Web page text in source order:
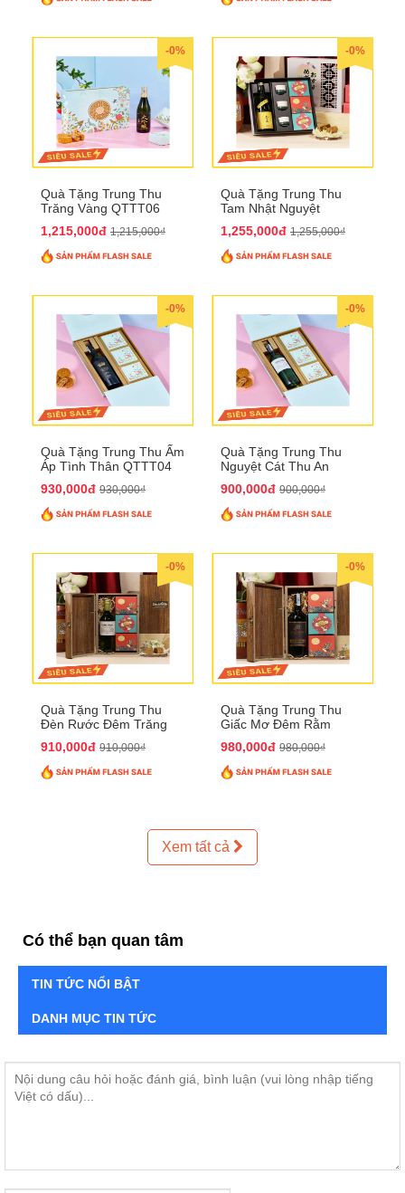
-0%
Quà Tặng Trung Thu
Trăng Vàng QTTT06
1,215,000đ 1,215,000₫
-0%
Quà Tặng Trung Thu
Tam Nhật Nguyệt
1,255,000đ 1,255,000₫
-0%
Quà Tặng Trung Thu Ấm
Áp Tình Thân QTTT04
930,000đ 930,000₫
-0%
Quà Tặng Trung Thu
Nguyệt Cát Thu An
900,000đ 900,000₫
-0%
Quà Tặng Trung Thu
Đèn Rước Đêm Trăng
910,000đ 910,000₫
-0%
Quà Tặng Trung Thu
Giấc Mơ Đêm Rằm
980,000đ 980,000₫
Xem tất cả
Có thể bạn quan tâm
TIN TỨC NỔI BẬT
DANH MỤC TIN TỨC